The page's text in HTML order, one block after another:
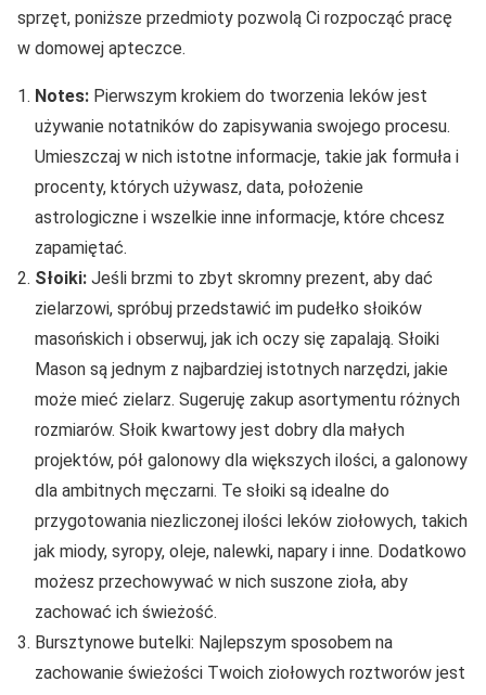
sprzęt, poniższe przedmioty pozwolą Ci rozpocząć pracę
w domowej apteczce.
Notes: Pierwszym krokiem do tworzenia leków jest
używanie notatników do zapisywania swojego procesu.
Umieszczaj w nich istotne informacje, takie jak formuła i
procenty, których używasz, data, położenie
astrologiczne i wszelkie inne informacje, które chcesz
zapamiętać.
Słoiki: Jeśli brzmi to zbyt skromny prezent, aby dać
zielarzowi, spróbuj przedstawić im pudełko słoików
masońskich i obserwuj, jak ich oczy się zapalają. Słoiki
Mason są jednym z najbardziej istotnych narzędzi, jakie
może mieć zielarz. Sugeruję zakup asortymentu różnych
rozmiarów. Słoik kwartowy jest dobry dla małych
projektów, pół galonowy dla większych ilości, a galonowy
dla ambitnych męczarni. Te słoiki są idealne do
przygotowania niezliczonej ilości leków ziołowych, takich
jak miody, syropy, oleje, nalewki, napary i inne. Dodatkowo
możesz przechowywać w nich suszone zioła, aby
zachować ich świeżość.
Bursztynowe butelki: Najlepszym sposobem na
zachowanie świeżości Twoich ziołowych roztworów jest